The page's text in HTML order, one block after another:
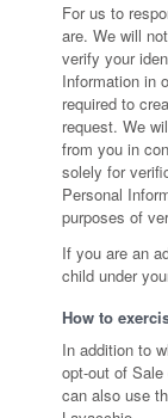
For us to
are. We will
verify your
Information in
required to
request. We
from you in
solely for
Personal
purposes of
If you are an
child under
How to
In addition to
opt-out of
can also use